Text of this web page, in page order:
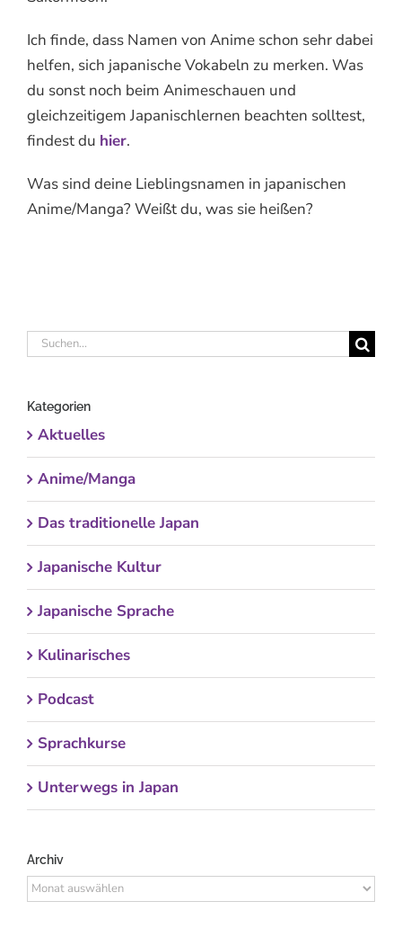
Ich finde, dass Namen von Anime schon sehr dabei
helfen, sich japanische Vokabeln zu merken. Was
du sonst noch beim Animeschauen und
gleichzeitigem Japanischlernen beachten solltest,
findest du hier.
Was sind deine Lieblingsnamen in japanischen
Anime/Manga? Weißt du, was sie heißen?
Suche
Kategorien
Aktuelles
Anime/Manga
Das traditionelle Japan
Japanische Kultur
Japanische Sprache
Kulinarisches
Podcast
Sprachkurse
Unterwegs in Japan
Archiv
Archiv